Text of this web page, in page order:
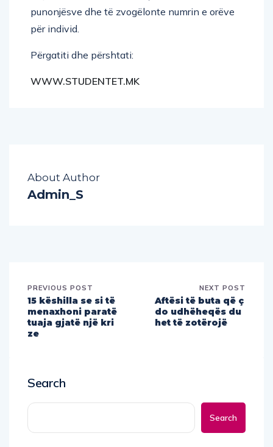
punonjësve dhe të zvogëlonte numrin e orëve
për individ.
Përgatiti dhe përshtati:
WWW.STUDENTET.MK
About Author
Admin_S
PREVIOUS POST
15 këshilla se si të
menaxhoni paratë
tuaja gjatë një kri
ze
NEXT POST
Aftësi të buta që ç
do udhëheqës du
het të zotërojë
Search
Search